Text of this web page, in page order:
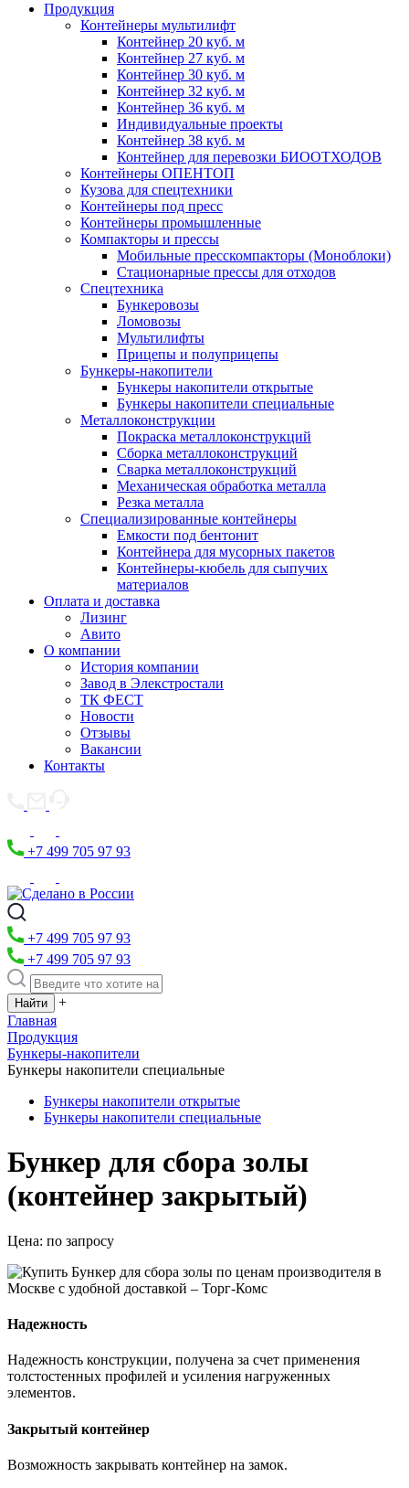
Продукция
Контейнеры мультилифт
Контейнер 20 куб. м
Контейнер 27 куб. м
Контейнер 30 куб. м
Контейнер 32 куб. м
Контейнер 36 куб. м
Индивидуальные проекты
Контейнер 38 куб. м
Контейнер для перевозки БИООТХОДОВ
Контейнеры ОПЕНТОП
Кузова для спецтехники
Контейнеры под пресс
Контейнеры промышленные
Компакторы и прессы
Мобильные пресскомпакторы (Моноблоки)
Стационарные прессы для отходов
Спецтехника
Бункеровозы
Ломовозы
Мультилифты
Прицепы и полуприцепы
Бункеры-накопители
Бункеры накопители открытые
Бункеры накопители специальные
Металлоконструкции
Покраска металлоконструкций
Сборка металлоконструкций
Сварка металлоконструкций
Механическая обработка металла
Резка металла
Специализированные контейнеры
Емкости под бентонит
Контейнера для мусорных пакетов
Контейнеры-кюбель для сыпучих
материалов
Оплата и доставка
Лизинг
Авито
О компании
История компании
Завод в Элекстростали
ТК ФЕСТ
Новости
Отзывы
Вакансии
Контакты
+7 499 705 97 93
+7 499 705 97 93
+7 499 705 97 93
+
Главная
Продукция
Бункеры-накопители
Бункеры накопители специальные
Бункеры накопители открытые
Бункеры накопители специальные
Бункер для сбора золы
(контейнер закрытый)
Цена: по запросу
Надежность
Надежность конструкции, получена за счет применения
толстостенных профилей и усиления нагруженных
элементов.
Закрытый контейнер
Возможность закрывать контейнер на замок.